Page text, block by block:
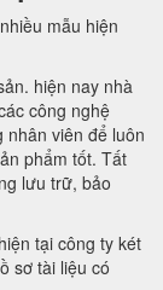
mẫu hiện
hiện nay nhà
công nghệ
nhân viên để luôn
phẩm tốt. Tất
lưu trữ, bảo
tại công ty két
sơ tài liệu có